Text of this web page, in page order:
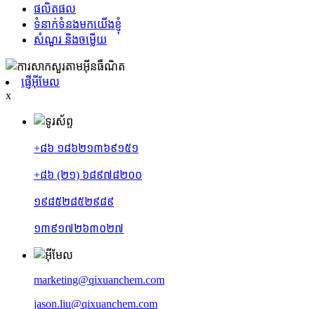
ផលិតផល
ទំនាក់ទំនងមកយើងខ្ញុំ
សំណួរ និងចម្លើយ
ផ្ញើអ៊ីមែល
x
+៨៦ ១៨៦២១៣៦៩១៥១
+៨៦ (២១) ៦៨៩៧៨២០០
១៩៨៥២៨៥២៩៨៩
១៣៩១៧២៦៣០២៧
marketing@qixuanchem.com
jason.liu@qixuanchem.com